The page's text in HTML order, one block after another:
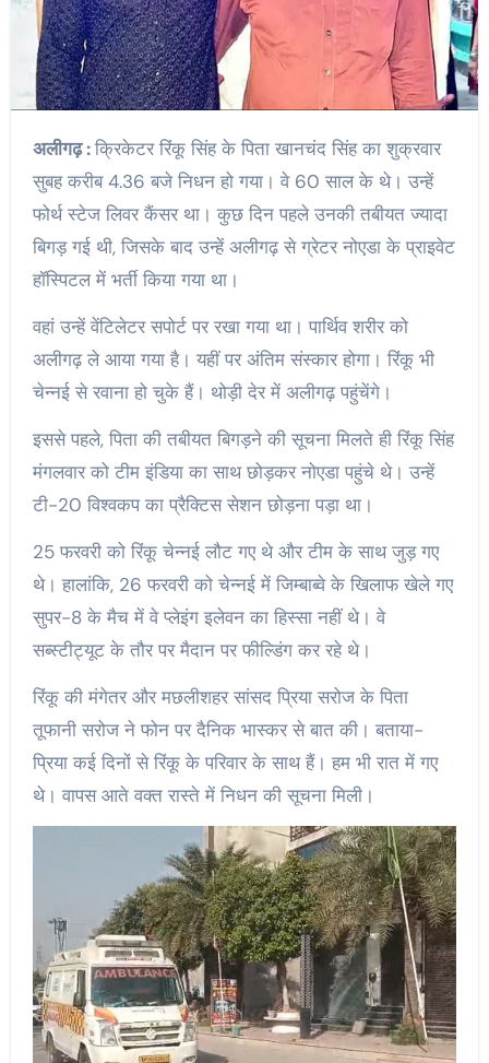
अलीगढ़ :क्रिकेटर रिंकू सिंह के पिता खानचंद सिंह का शुक्रवार
सुबह करीब 4.36 बजे निधन हो गया। वे 60 साल के थे। उन्हें
फोर्थ स्टेज लिवर कैंसर था। कुछ दिन पहले उनकी तबीयत ज्यादा
बिगड़ गई थी, जिसके बाद उन्हें अलीगढ़ से ग्रेटर नोएडा के प्राइवेट
हॉस्पिटल में भर्ती किया गया था।
वहां उन्हें वेंटिलेटर सपोर्ट पर रखा गया था। पार्थिव शरीर को
अलीगढ़ ले आया गया है। यहीं पर अंतिम संस्कार होगा। रिंकू भी
चेन्नई से रवाना हो चुके हैं। थोड़ी देर में अलीगढ़ पहुंचेंगे।
इससे पहले, पिता की तबीयत बिगड़ने की सूचना मिलते ही रिंकू सिंह
मंगलवार को टीम इंडिया का साथ छोड़कर नोएडा पहुंचे थे। उन्हें
टी-20 विश्वकप का प्रैक्टिस सेशन छोड़ना पड़ा था।
25 फरवरी को रिंकू चेन्नई लौट गए थे और टीम के साथ जुड़ गए
थे। हालांकि, 26 फरवरी को चेन्नई में जिम्बाब्वे के खिलाफ खेले गए
सुपर-8 के मैच में वे प्लेइंग इलेवन का हिस्सा नहीं थे। वे
सब्स्टीट्यूट के तौर पर मैदान पर फील्डिंग कर रहे थे।
रिंकू की मंगेतर और मछलीशहर सांसद प्रिया सरोज के पिता
तूफानी सरोज ने फोन पर दैनिक भास्कर से बात की। बताया-
प्रिया कई दिनों से रिंकू के परिवार के साथ हैं। हम भी रात में गए
थे। वापस आते वक्त रास्ते में निधन की सूचना मिली।